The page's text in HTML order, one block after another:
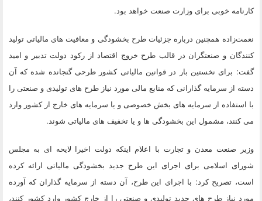
کارنامه خوبی برای وزارت صنعت خواهد بود.
نعمت‌زاده همچنین درباره جزئیات طرح بخشودگی و معافیت های مالیاتی تولید
کنندگان و صنعتگران در قالب طرح خروج اقتصاد از رکود دولت تدبیر و امید
گفت: برای نخستین بار در قوانین مالیاتی کشور طرحی گنجانده شده که آن
دسته از سرمایه گذارانی که منابع مالی مورد نیاز طرح های تولیدی و صنعتی را
با استفاده از سرمایه های بخش خصوصی و یا سرمایه های خارج از کشور وارد
می کنند، مشمول این بخشودگی ها و یا تخفیف های مالیاتی شوند.
وزیر صنعت معدن و تجارت با اعلام اینکه دولت اخیرا لایحه ای به مجلس
شورای اسلامی برای اجرای این طرح جدید بخشودگی مالیاتی ارائه کرده
است، تصریح کرد: با اجرای این طرح، آن دسته از سرمایه گذاران که آورده
مورد نیاز طرح های جدید تولیدی و صنعتی را از خارج کشور وارد کشور کنند،